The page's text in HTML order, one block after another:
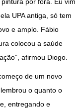
UPA antiga, só tem
e amplo. Fábio
colocou a saúde
afirmou Diogo.
de um novo
o quanto o
entregando e